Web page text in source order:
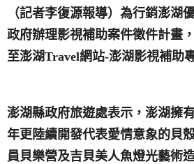
（記者李復源報導）為行銷澎湖
政府辦理影視補助案件徵件計畫，
至澎湖Travel網站-澎湖影視補助
澎湖縣政府旅遊處表示，澎湖擁
年更陸續開發代表愛情意象的貝
員貝樂營及吉貝美人魚燈光藝術